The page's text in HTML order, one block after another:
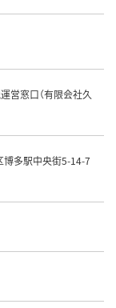
営窓口（有限会社久
博多駅中央街5-14-7